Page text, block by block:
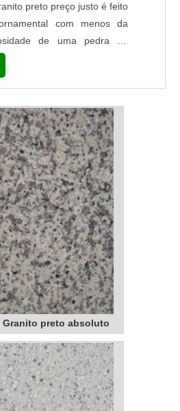
preto preço justo é feito
com menos da
de uma pedra de
chegar a 7% de absorção.
ainda possui minerais
(hornblenda), piroxenas
olivina, zircão, dentre
OFERECE DIVERSOS
granito pode ser
formatos e taman...
Granito preto absoluto